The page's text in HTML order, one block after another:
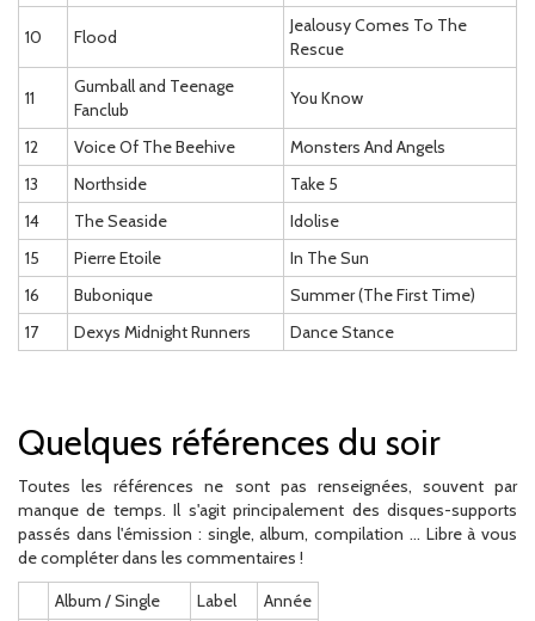
10 Flood
Jealousy Comes To The
Rescue
11
Gumball and Teenage
Fanclub
You Know
12 Voice Of The Beehive
Monsters And Angels
13
Northside
Take 5
14
The Seaside
Idolise
15
Pierre Etoile
In The Sun
16
Bubonique
Summer (The First Time)
17
Dexys Midnight Runners Dance Stance
Quelques références du soir
Toutes les références ne sont pas renseignées, souvent par
manque de temps. Il s'agit principalement des disques-supports
passés dans l'émission : single, album, compilation ... Libre à vous
de compléter dans les commentaires !
Album / Single
Label
Année